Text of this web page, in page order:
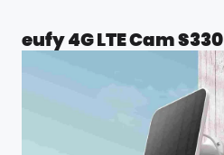
eufy 4G LTE Cam S330